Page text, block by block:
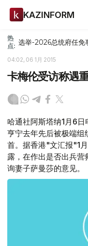
KAZINFORM
热
点: 选举-2026总统府任免
04:02, 06 1月 2015
卡梅伦受访称遇
哈通社阿斯塔纳1月6
亨宁去年先后被极端
首。据香港"文汇报"1
露，在作出是否出兵
询妻子萨曼莎的意见。